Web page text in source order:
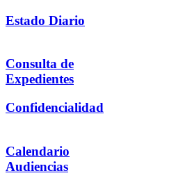
Estado Diario
Consulta de
Expedientes
Confidencialidad
Calendario
Audiencias